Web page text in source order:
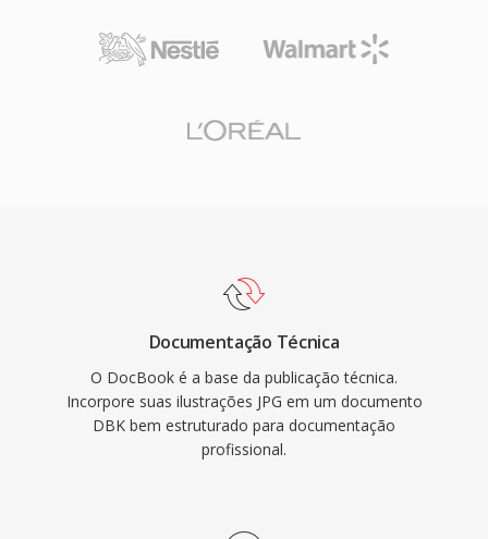
Documentação Técnica
O DocBook é a base da publicação técnica.
Incorpore suas ilustrações JPG em um documento
DBK bem estruturado para documentação
profissional.